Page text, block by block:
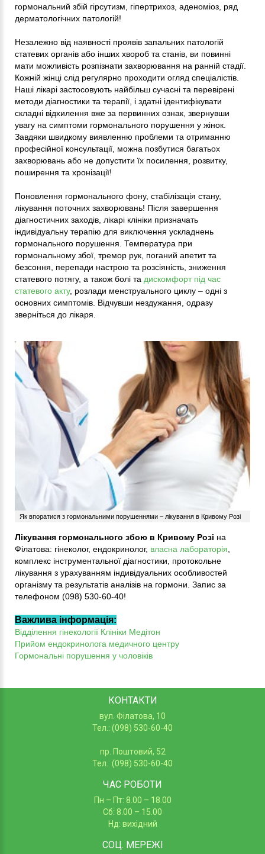
гормональний збій гірсутизм, гіпертрихоз, аденоміоз, ряд
дерматологічних патологій!
Незалежно від наявності проявів запальних патологій
статевих органів або інших хвороб та станів, ви повинні
мати можливість розпізнати захворювання на ранній стадії.
Кожній жінці слід регулярно проходити огляд спеціалістів.
Наші лікарі застосовують найбільш сучасні та перевірені
методи діагностики та терапії, і здатні ідентифікувати
складні відхилення вже за первинних ознак, звернувши
увагу на симптоми гормонального порушення у жінок.
Завдяки швидкому виявленню проблеми та отриманню
професійної консультації, можна позбутися багатьох
захворювань або не допустити їх посилення, розвитку,
поширення та хронізації!
Поновлення гормонального фону, стабілізація стану,
лікування поточних захворювань! Після завершення
діагностичних заходів, лікарі клініки призначать
індивідуальну терапію для виключення ускладнень
гормонального порушення. Температура при
гормональному збої, тремор рук, поганий апетит та
безсоння, перепади настрою та розсіяність, зниження
статевого потягу, а також болі та дискомфорт під час
статевого акту, розлади менструального циклу – одні з
основних симптомів. Відчувши нездужання, одразу
зверніться до лікаря.
Як впоратися з гормональними порушеннями – лікування в Кривому Розі
Лікування гормонального збою в Кривому Розі на
Філатова: гінеколог, ендокринолог, власна лабораторія,
комплекс інструментальної діагностики, протокольне
лікування з урахуванням індивідуальних особливостей
організму та результатів аналізів на гормони. Запис за
телефоном (098) 530-60-40!
Важлива інформація:
Відділення гінекології Клініки Медітон
Прийом ендокринолога медичного центру
Гормональні порушення у чоловіків
КОНТАКТИ
вул. Філатова, 10
Тел.: (098) 530-60-40
пр. Поштовий, 52
Тел.: (098) 530-60-40
ЧАС РОБОТИ
Пн – Пт: 8.00 – 18.00
Сб: 8.00 – 15.00
Нд: вихідний
СОЦ. МЕРЕЖІ